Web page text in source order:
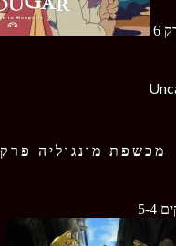
6
מכשפת מונגוליה פרק 6
4